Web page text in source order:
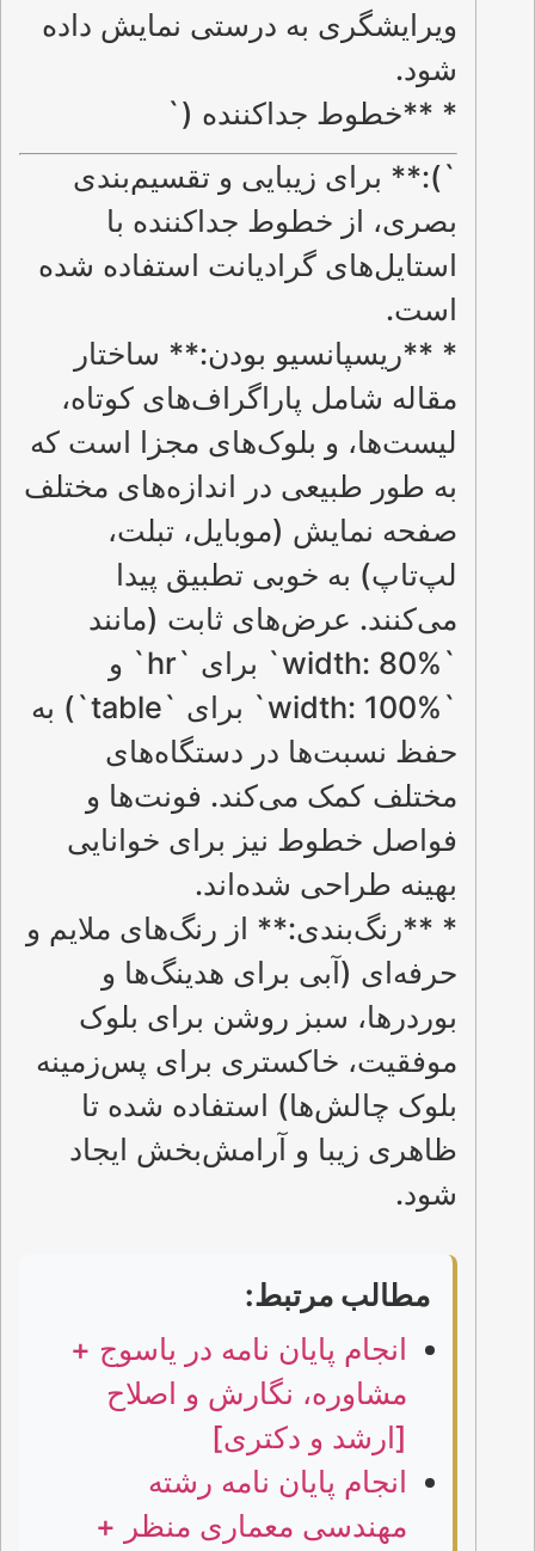
ویرایشگری به درستی نمایش داده
شود.
* **خطوط جداکننده (`
`):** برای زیبایی و تقسیم‌بندی
بصری، از خطوط جداکننده با
استایل‌های گرادیانت استفاده شده
است.
* **ریسپانسیو بودن:** ساختار
مقاله شامل پاراگراف‌های کوتاه،
لیست‌ها، و بلوک‌های مجزا است که
به طور طبیعی در اندازه‌های مختلف
صفحه نمایش (موبایل، تبلت،
لپ‌تاپ) به خوبی تطبیق پیدا
می‌کنند. عرض‌های ثابت (مانند
`width: 80%` برای `hr` و
`width: 100%` برای `table`) به
حفظ نسبت‌ها در دستگاه‌های
مختلف کمک می‌کند. فونت‌ها و
فواصل خطوط نیز برای خوانایی
بهینه طراحی شده‌اند.
* **رنگ‌بندی:** از رنگ‌های ملایم و
حرفه‌ای (آبی برای هدینگ‌ها و
بوردرها، سبز روشن برای بلوک
موفقیت، خاکستری برای پس‌زمینه
بلوک چالش‌ها) استفاده شده تا
ظاهری زیبا و آرامش‌بخش ایجاد
شود.
مطالب مرتبط:
انجام پایان نامه در یاسوج +
مشاوره، نگارش و اصلاح
[ارشد و دکتری]
انجام پایان نامه رشته
مهندسی معماری منظر +